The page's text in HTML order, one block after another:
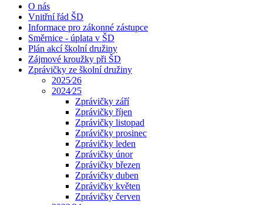
O nás
Vnitřní řád ŠD
Informace pro zákonné zástupce
Směrnice - úplata v ŠD
Plán akcí školní družiny
Zájmové kroužky při ŠD
Zprávičky ze školní družiny
2025⁄26
2024⁄25
Zprávičky září
Zprávičky říjen
Zprávičky listopad
Zprávičky prosinec
Zprávičky leden
Zprávičky únor
Zprávičky březen
Zprávičky duben
Zprávičky květen
Zprávičky červen